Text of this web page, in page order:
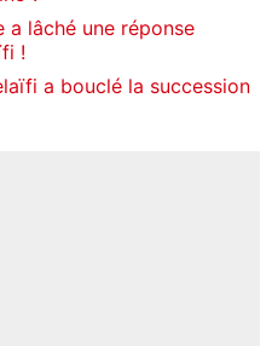
a lâché une réponse
!
a bouclé la succession